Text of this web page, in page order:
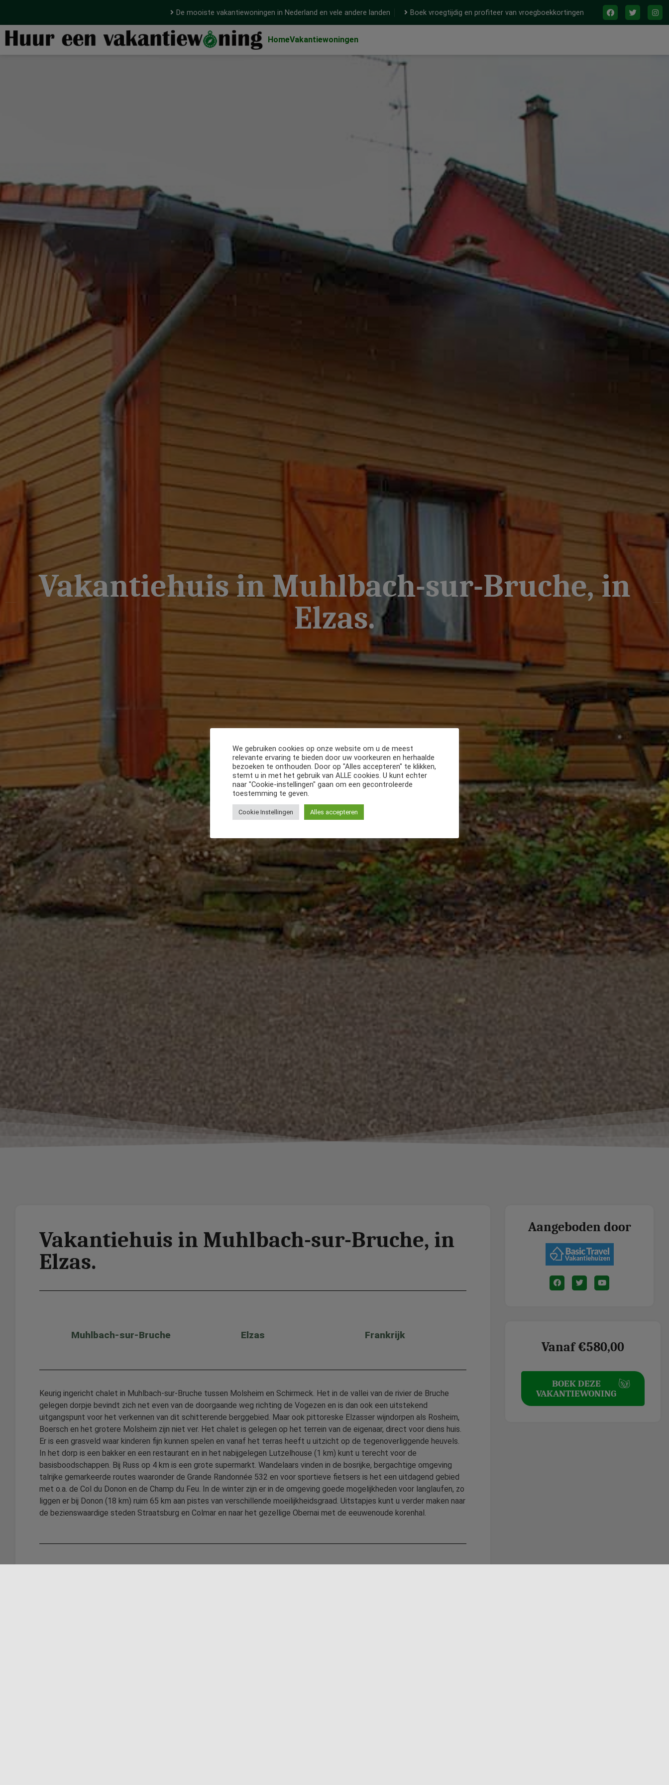
De mooiste vakantiewoningen in Nederland en vele andere landen Boek vroegtijdig en profiteer van vroegboekkortingen
HomeVakantiewoningen
Vakantiehuis in Muhlbach-sur-Bruche, in
Elzas.
Vakantiehuis in Muhlbach-sur-Bruche, in
Elzas.
Muhlbach-sur-Bruche Elzas Frankrijk
Keurig ingericht chalet in Muhlbach-sur-Bruche tussen Molsheim en Schirmeck. Het in de vallei van de rivier de Bruche
gelegen dorpje bevindt zich net even van de doorgaande weg richting de Vogezen en is dan ook een uitstekend
uitgangspunt voor het verkennen van dit schitterende berggebied. Maar ook pittoreske Elzasser wijndorpen als Rosheim,
Boersch en het grotere Molsheim zijn niet ver. Het chalet is gelegen op het terrein van de eigenaar, direct voor diens huis.
Er is een grasveld waar kinderen fijn kunnen spelen en vanaf het terras heeft u uitzicht op de tegenoverliggende heuvels.
In het dorp is een bakker en een restaurant en in het nabijgelegen Lutzelhouse (1 km) kunt u terecht voor de
basisboodschappen. Bij Russ op 4 km is een grote supermarkt. Wandelaars vinden in de bosrijke, bergachtige omgeving
talrijke gemarkeerde routes waaronder de Grande Randonnée 532 en voor sportieve fietsers is het een uitdagend gebied
met o.a. de Col du Donon en de Champ du Feu. In de winter zijn er in de omgeving goede mogelijkheden voor langlaufen, zo
liggen er bij Donon (18 km) ruim 65 km aan pistes van verschillende moeilijkheidsgraad. Uitstapjes kunt u verder maken naar
de bezienswaardige steden Straatsburg en Colmar en naar het gezellige Obernai met de eeuwenoude korenhal.
Aangeboden door
Vanaf €580,00
BOEK DEZE
VAKANTIEWONING
We gebruiken cookies op onze website om u de meest
relevante ervaring te bieden door uw voorkeuren en herhaalde
bezoeken te onthouden. Door op "Alles accepteren" te klikken,
stemt u in met het gebruik van ALLE cookies. U kunt echter
naar "Cookie-instellingen" gaan om een gecontroleerde
toestemming te geven.
Cookie Instellingen Alles accepteren